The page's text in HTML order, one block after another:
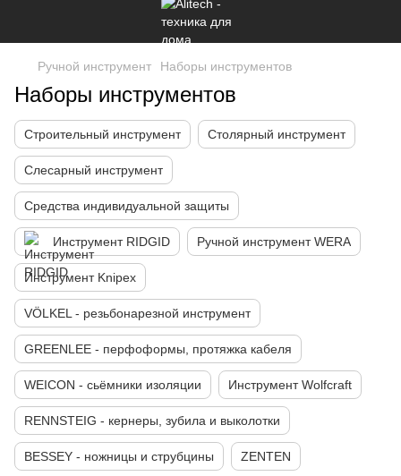
Ручной инструмент Наборы инструментов
Наборы инструментов
Строительный инструмент Столярный инструмент
Слесарный инструмент
Средства индивидуальной защиты
Инструмент RIDGID Ручной инструмент WERA
Инструмент Knipex
VÖLKEL - резьбонарезной инструмент
GREENLEE - перфоформы, протяжка кабеля
WEICON - сьёмники изоляции Инструмент Wolfcraft
RENNSTEIG - кернеры, зубила и выколотки
BESSEY - ножницы и струбцины ZENTEN